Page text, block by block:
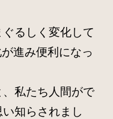
るしく変化して
進み便利になっ
私たち人間がで
知らされまし